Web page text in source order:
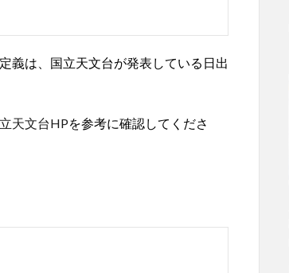
義は、国立天文台が発表している日出
天文台HPを参考に確認してくださ